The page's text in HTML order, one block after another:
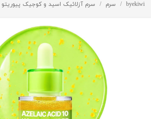
خروج از حساب کاربری
byekiwi سرم سرم آزلائیک اسید و کوجیک پیوریتو